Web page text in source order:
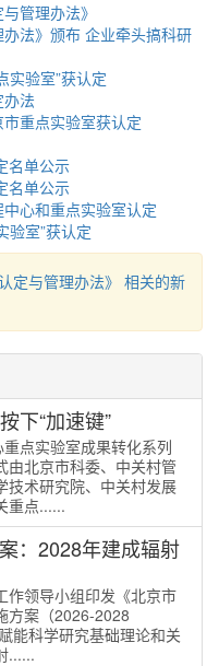
管理办法》
办法》颁布 企业牵头搞科研
实验室”获认定
办法
重点实验室获认定
名单公示
名单公示
心和重点实验室认定
验室”获认定
定与管理办法》 相关的新
下“加速键”
点实验室成果转化系列
由北京市科委、中关村管
技术研究院、中关村发展
重点......
：2028年建成辐射
作领导小组印发《北京市
方案（2026-2028
能科学研究基础理论和关
......